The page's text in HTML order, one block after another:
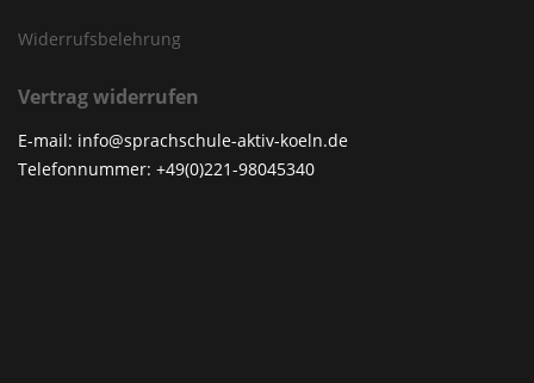
Widerrufsbelehrung
Vertrag widerrufen
E-mail: info@sprachschule-aktiv-koeln.de
Telefonnummer: +49(0)221-98045340